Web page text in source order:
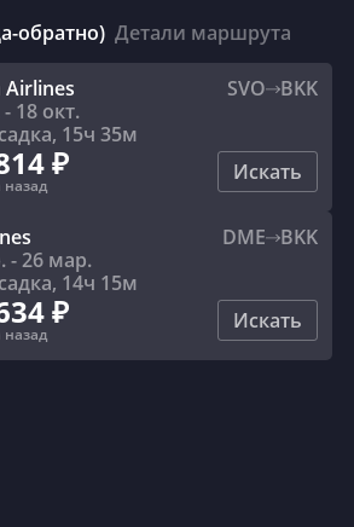
обратно) Детали маршрута
Airlines SVO
BKK
18 окт.
, 15ч 35м
₽
назад
Искать
DME
BKK
- 26 мар.
, 14ч 15м
₽
назад
Искать